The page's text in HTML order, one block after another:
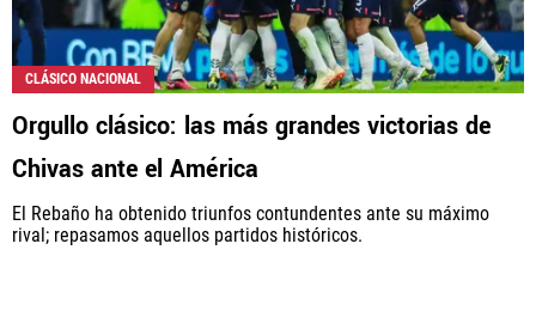
CLÁSICO NACIONAL
Orgullo clásico: las más grandes victorias de
Chivas ante el América
El Rebaño ha obtenido triunfos contundentes ante su máximo
rival; repasamos aquellos partidos históricos.